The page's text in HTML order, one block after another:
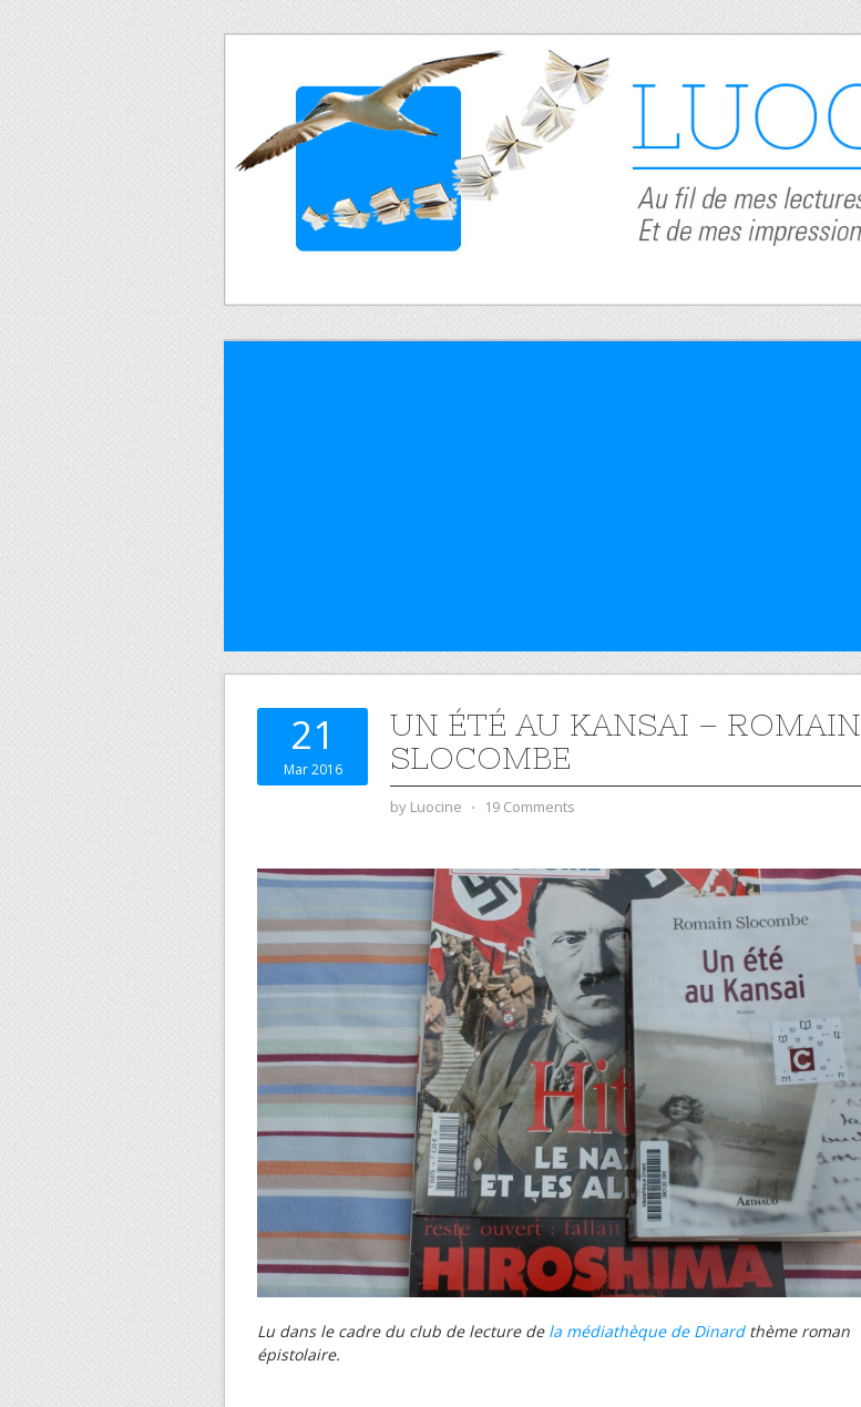
21
Mar 2016
UN ÉTÉ AU KANSAI – ROMAIN
SLOCOMBE
by Luocine ⋅ 19 Comments
Lu dans le cadre du club de lecture de la médiathèque de Dinardthème roman
épistolaire.